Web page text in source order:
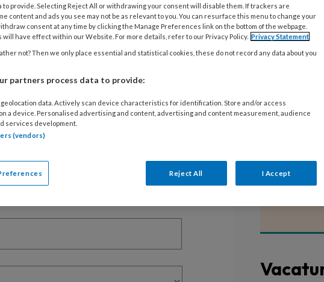
lezen?
lees 2 artikelen gratis per maand
Blijf
scherp
per
Dat is
aan een
opzegbaar.
to provide. Selecting Reject All or withdrawing your consent will disable them. If trackers are
content and ads you see may not be as relevant to you. You can resurface this menu to change your
consent at any time by clicking the Manage Preferences link on the bottom of the webpage.
will have effect within our Website. For more details, refer to our Privacy Policy. Privacy Statement
not? Then we only place essential and statistical cookies, these do not record any data about you
partners process data to provide:
data. Actively scan device characteristics for identification. Store and/or access
a device. Personalised advertising and content, advertising and content measurement, audience
services development.
(vendors)
Reject All I Accept